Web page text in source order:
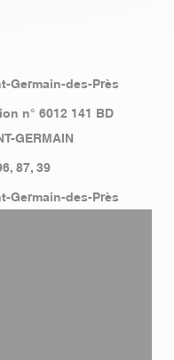
Germain-des-Près
n° 6012 141 BD
GERMAIN
87, 39
Germain-des-Près